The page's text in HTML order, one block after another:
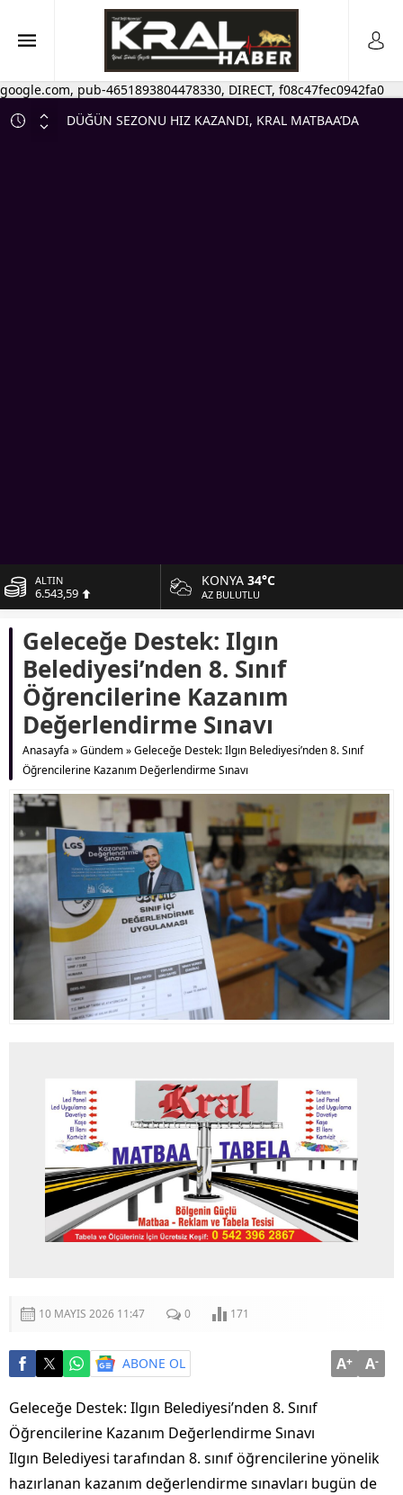
google.com, pub-4651893804478330, DIRECT, f08c47fec0942fa0
DÜĞÜN SEZONU HIZ KAZANDI, KRAL MATBAA’DA
ALTIN
6.543,59
13.798,82
DOLAR
47,7010
EURO
55,0063
KONYA34°C
AZ BULUTLU
Geleceğe Destek: Ilgın
Belediyesi’nden 8. Sınıf
Öğrencilerine Kazanım
Değerlendirme Sınavı
Anasayfa »Gündem»Geleceğe Destek: Ilgın Belediyesi’nden 8. Sınıf
Öğrencilerine Kazanım Değerlendirme Sınavı
10 MAYIS 2026 11:47 0 171
ABONE OL A+ A-
Geleceğe Destek: Ilgın Belediyesi’nden 8. Sınıf
Öğrencilerine Kazanım Değerlendirme Sınavı
Ilgın Belediyesi tarafından 8. sınıf öğrencilerine yönelik
hazırlanan kazanım değerlendirme sınavları bugün de